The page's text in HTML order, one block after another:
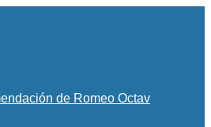
de Romeo Octav